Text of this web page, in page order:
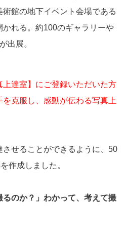
館の地下イベント会場である
かれる。約100のギャラリーや
出展。
達室】にご登録いただいた方
克服し、感動が伝わる写真上
せることができるように、50
作成しました。
のか？」わかって、考えて撮